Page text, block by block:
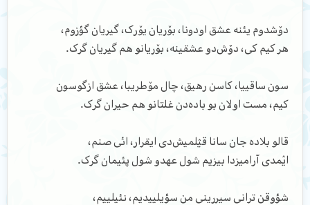
دۆشدوم یئنه عشق اودونا، بۆریان یۆرک، گیریان گؤزوم،
هر کیم کی، دۆش‌دو عشقینه، بۆریانو هم گیریان گرک.
سون ساقییا، کاسن رهیق، چال مۆطریبا، عشق ازگوسون
کیم، مست اولان بو باده‌دن غلتانو هم حیران گرک.
قالو بلاده جان سانا قؽلمیش‌دی ایقرار، ائی صنم،
اؽمدی آرامیزدا بیزیم شول عهدو شول پئیمان گرک.
شؤوقن ترانی سیررینی من سؤیلییدیم، نئیلییم،